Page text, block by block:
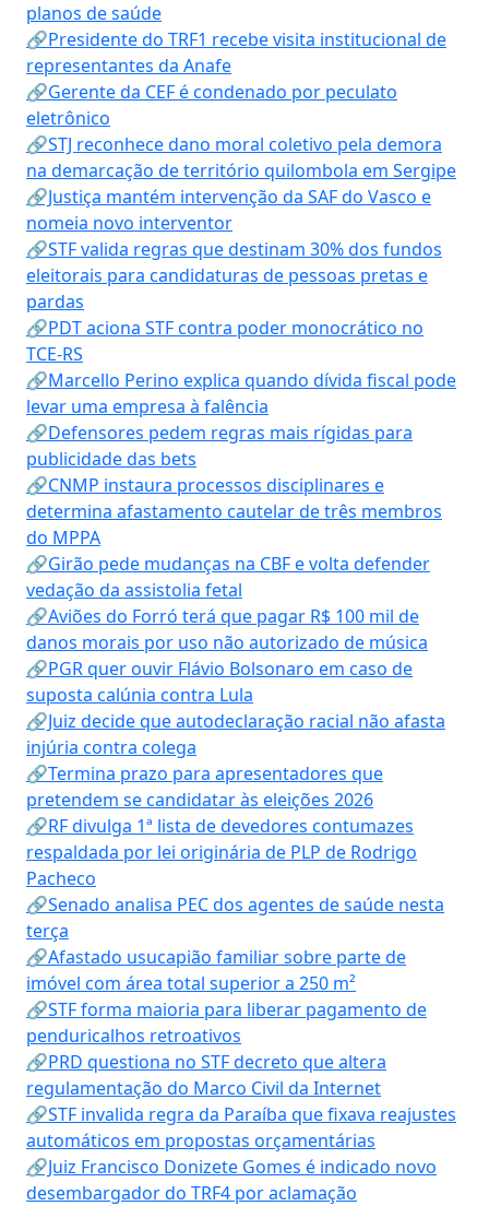
planos de saúde
🔗Presidente do TRF1 recebe visita institucional de
representantes da Anafe
🔗Gerente da CEF é condenado por peculato
eletrônico
🔗STJ reconhece dano moral coletivo pela demora
na demarcação de território quilombola em Sergipe
🔗Justiça mantém intervenção da SAF do Vasco e
nomeia novo interventor
🔗STF valida regras que destinam 30% dos fundos
eleitorais para candidaturas de pessoas pretas e
pardas
🔗PDT aciona STF contra poder monocrático no
TCE-RS
🔗Marcello Perino explica quando dívida fiscal pode
levar uma empresa à falência
🔗Defensores pedem regras mais rígidas para
publicidade das bets
🔗CNMP instaura processos disciplinares e
determina afastamento cautelar de três membros
do MPPA
🔗Girão pede mudanças na CBF e volta defender
vedação da assistolia fetal
🔗Aviões do Forró terá que pagar R$ 100 mil de
danos morais por uso não autorizado de música
🔗PGR quer ouvir Flávio Bolsonaro em caso de
suposta calúnia contra Lula
🔗Juiz decide que autodeclaração racial não afasta
injúria contra colega
🔗Termina prazo para apresentadores que
pretendem se candidatar às eleições 2026
🔗RF divulga 1ª lista de devedores contumazes
respaldada por lei originária de PLP de Rodrigo
Pacheco
🔗Senado analisa PEC dos agentes de saúde nesta
terça
🔗Afastado usucapião familiar sobre parte de
imóvel com área total superior a 250 m²
🔗STF forma maioria para liberar pagamento de
penduricalhos retroativos
🔗PRD questiona no STF decreto que altera
regulamentação do Marco Civil da Internet
🔗STF invalida regra da Paraíba que fixava reajustes
automáticos em propostas orçamentárias
🔗Juiz Francisco Donizete Gomes é indicado novo
desembargador do TRF4 por aclamação